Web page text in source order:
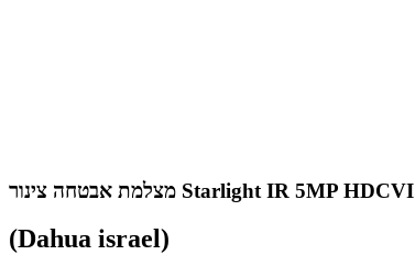
מצלמת אבטחה צינור Starlight IR 5MP HDCVI
(Dahua israel)